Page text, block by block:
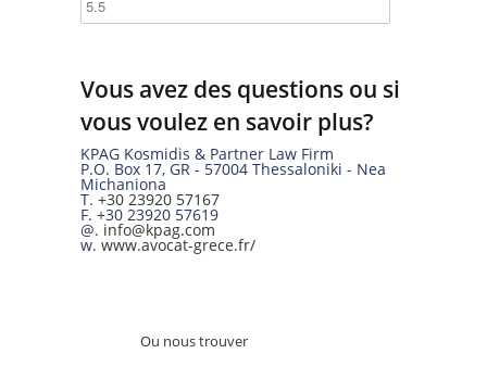
Vous avez des questions ou si
vous voulez en savoir plus?
KPAG Kosmidis & Partner Law Firm
P.O. Box 17, GR - 57004 Thessaloniki - Nea
Michaniona
T. +30 23920 57167
F. +30 23920 57619
@. info@kpag.com
w. www.avocat-grece.fr/
Ou nous trouver